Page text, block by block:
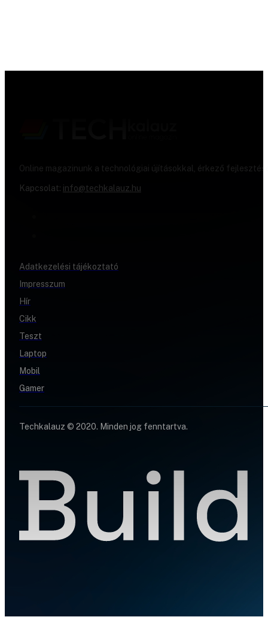
Online magazinunk a technológiai újításokkal, érkező
Kapcsolat: info@techkalauz.hu
Adatkezelési tájékoztató
Impresszum
Hír
Cikk
Teszt
Laptop
Mobil
Gamer
Techkalauz © 2020. Minden jog fenntartva.